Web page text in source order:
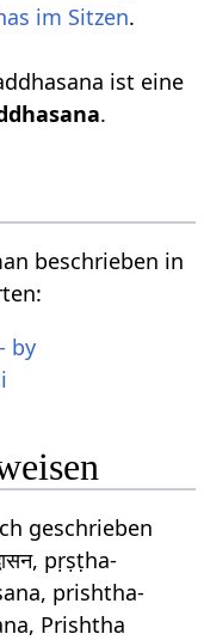
im Sitzen.
ist eine
.
beschrieben in
by
geschrieben
pṛṣṭha-
prishtha-
Prishtha